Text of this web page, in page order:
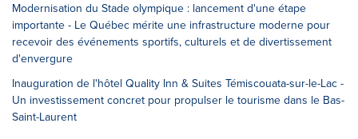
Modernisation du Stade olympique : lancement d'une étape
importante - Le Québec mérite une infrastructure moderne pour
recevoir des événements sportifs, culturels et de divertissement
d'envergure
Inauguration de l'hôtel Quality Inn & Suites Témiscouata-sur-le-Lac -
Un investissement concret pour propulser le tourisme dans le Bas-
Saint-Laurent